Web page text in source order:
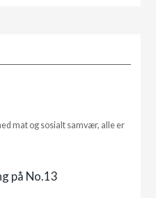
mat og sosialt samvær, alle er
på No.13